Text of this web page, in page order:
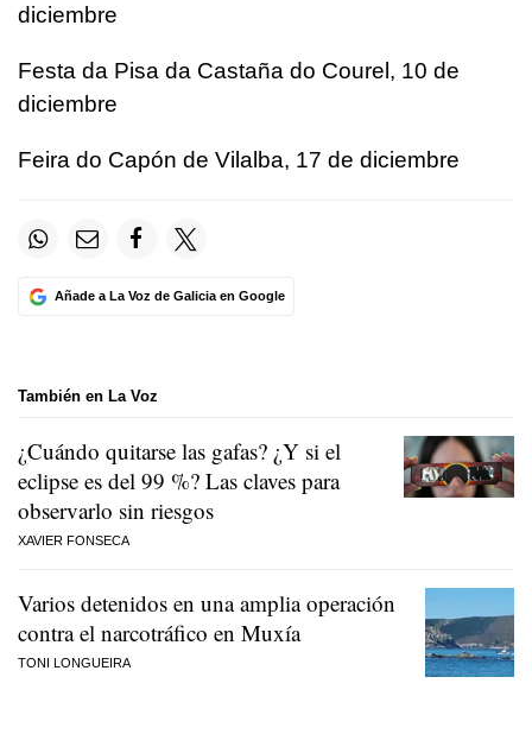
diciembre
Festa da Pisa da Castaña do Courel, 10 de
diciembre
Feira do Capón de Vilalba, 17 de diciembre
Añade a La Voz de Galicia en Google
También en La Voz
¿Cuándo quitarse las gafas? ¿Y si el
eclipse es del 99 %? Las claves para
observarlo sin riesgos
XAVIER FONSECA
Varios detenidos en una amplia operación
contra el narcotráfico en Muxía
TONI LONGUEIRA